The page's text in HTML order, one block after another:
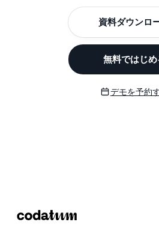
資料ダウンロ
無料ではじめ
デモを予約